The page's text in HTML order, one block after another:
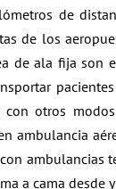
de
de los
de ala fija son
con otros
ambulancia
ambulancias
a cama desde